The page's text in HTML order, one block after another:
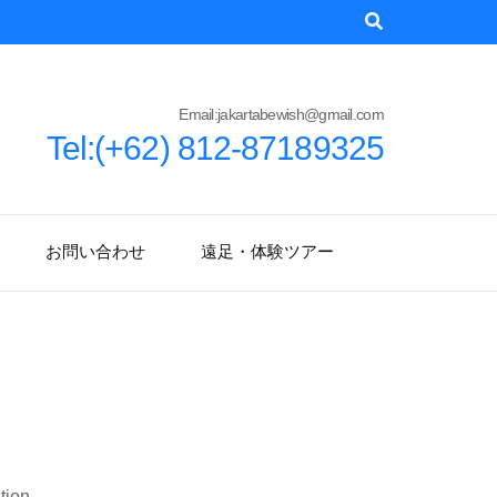
Email:jakartabewish@gmail.com
Tel:(+62) 812-87189325
お問い合わせ 遠足・体験ツアー